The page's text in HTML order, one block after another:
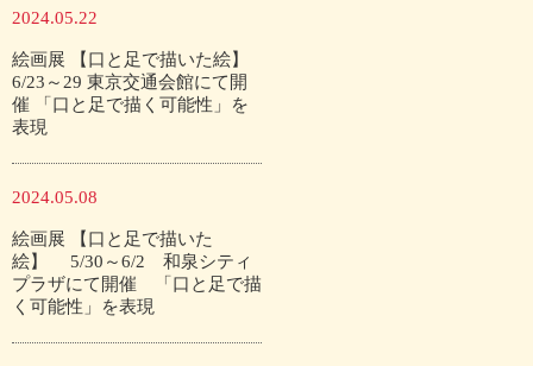
2024.05.22
絵画展 【口と足で描いた絵】
6/23～29 東京交通会館にて開
催 「口と足で描く可能性」を
表現
2024.05.08
絵画展 【口と足で描いた
絵】 5/30～6/2 和泉シティ
プラザにて開催 「口と足で描
く可能性」を表現